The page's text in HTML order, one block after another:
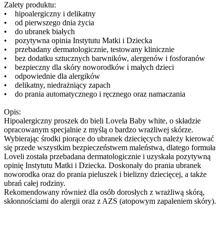
Zalety produktu:
• hipoalergiczny i delikatny
• od pierwszego dnia życia
• do ubranek białych
• pozytywna opinia Instytutu Matki i Dziecka
• przebadany dermatologicznie, testowany klinicznie
• bez dodatku sztucznych barwników, alergenów i fosforanów
• bezpieczny dla skóry noworodków i małych dzieci
• odpowiednie dla alergików
• delikatny, niedrażniący zapach
• do prania automatycznego i ręcznego oraz namaczania
Opis:
Hipoalergiczny proszek do bieli Lovela Baby white, o składzie
opracowanym specjalnie z myślą o bardzo wrażliwej skórze.
Wybierając środki piorące do ubranek dziecięcych należy kierować
się przede wszystkim bezpieczeństwem maleństwa, dlatego formuła
Loveli została przebadana dermatologicznie i uzyskała pozytywną
opinię Instytutu Matki i Dziecka. Doskonały do prania ubranek
noworodka oraz do prania pieluszek i bielizny dziecięcej, a także
ubrań całej rodziny.
Rekomendowany również dla osób dorosłych z wrażliwą skórą,
skłonnościami do alergii oraz z AZS (atopowym zapaleniem skóry).